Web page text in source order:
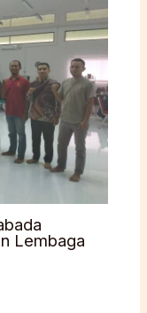
Lembaga